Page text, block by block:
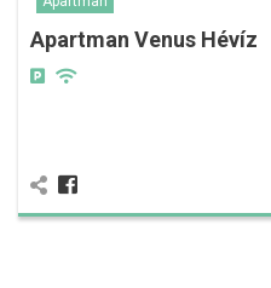
Apartman Venus Hévíz